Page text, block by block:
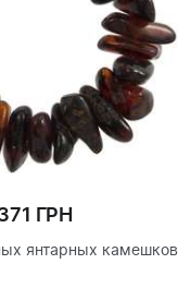
ГРН
янтарных камешков